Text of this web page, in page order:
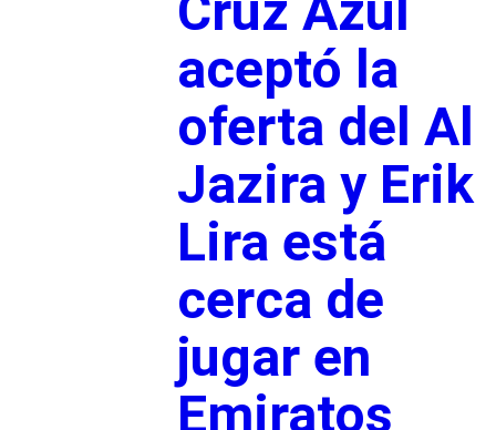
aceptó la
oferta del Al
Jazira y Erik
Lira está
cerca de
jugar en
Emiratos